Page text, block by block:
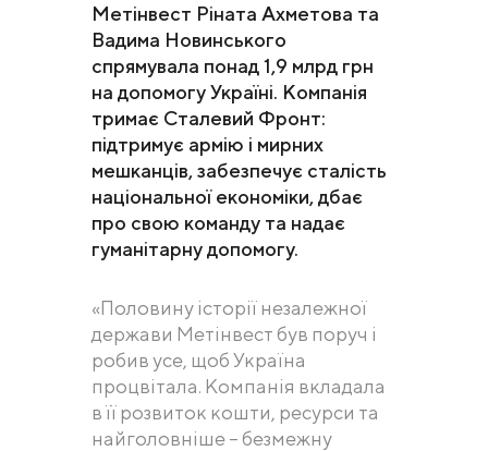
Метінвест Ріната Ахметова та
Вадима Новинського
спрямувала понад 1,9 млрд грн
на допомогу Україні. Компанія
тримає Сталевий Фронт:
підтримує армію і мирних
мешканців, забезпечує сталість
національної економіки, дбає
про свою команду та надає
гуманітарну допомогу.
«Половину історії незалежної
держави Метінвест був поруч і
робив усе, щоб Україна
процвітала. Компанія вкладала
в її розвиток кошти, ресурси та
найголовніше – безмежну